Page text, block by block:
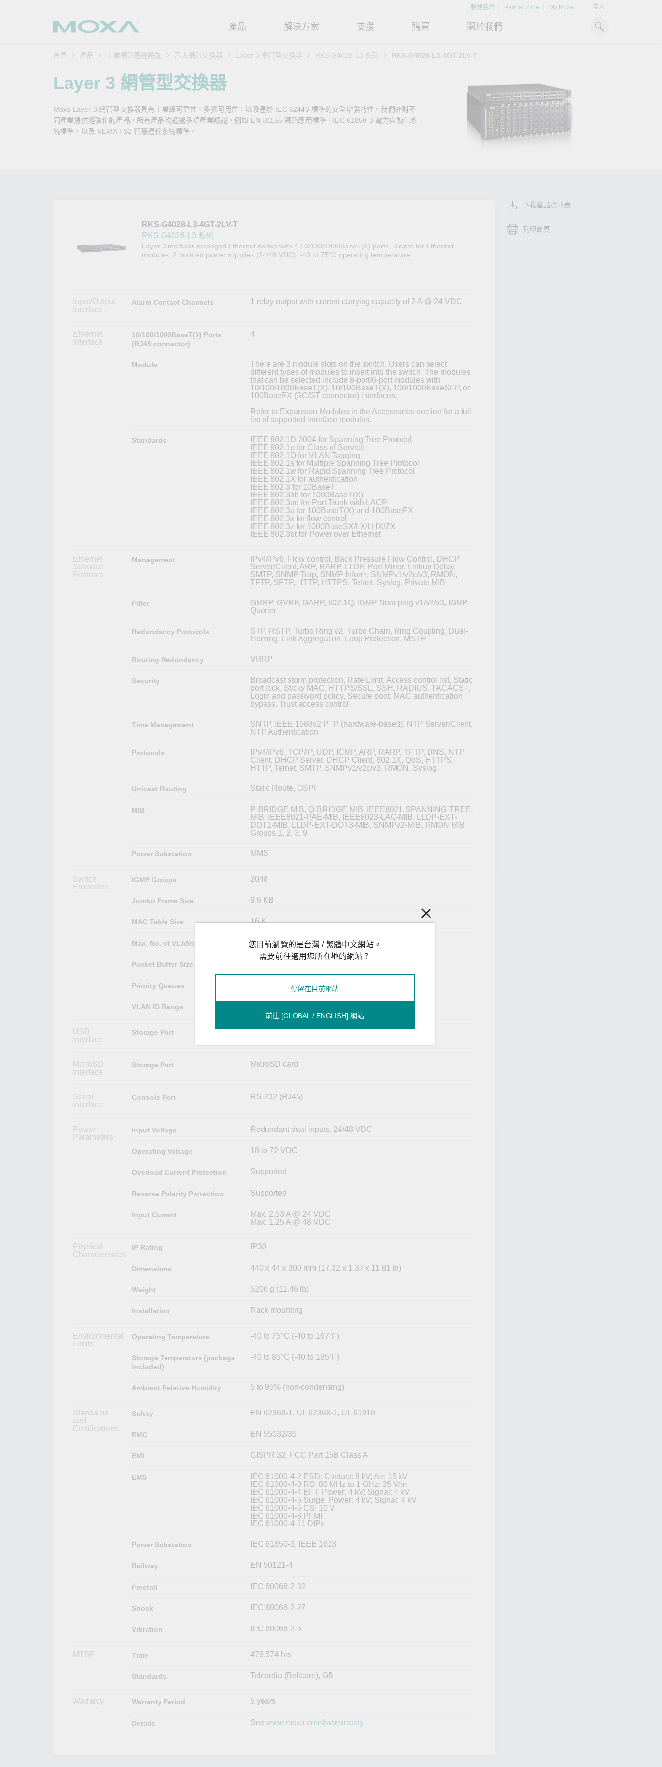
聯絡我們 Partner Zone My Moxa 登入
產品
工業網路基礎設施
安全路由器
無線 AP/橋接器/用戶端
網路安全設備
串列轉接器
x86 電腦
ARM 電腦
平板電腦
解決方案
產業聚焦
軌道運輸
電力能源
時效性網路 (TSN)
強化 OT 網路安全 掌握綠能脈動
探索 BESS（電池儲能系統）
支援
產品支援
產品 FAQs
安全公告
保固政策
文件資料庫
案例研究
技術專文資料庫
購買
購買方式
關於我們
關於我們
緣起與創新
客戶經驗與成功
新聞與活動
創造永續價值 Moxa 人才小聯盟系統
如同美國職棒聯盟的人才育
首頁 產品 工業網路基礎設施 乙太網路交換器 Layer 3 網管型交換器 RKS-G4028-L3 系列 RKS-G4028-L3-4GT-2LV-T
Layer 3 網管型交換器
Moxa Layer 3 網管型交換器具有工業級可靠性、多播可用性，以及基於 IEC 62443 標準的安全增強特性。我們針對不
同產業提供經強化的產品，所有產品均通過多項產業認證，例如 EN 50155 鐵路應用標準、IEC 61850-3 電力自動化系
統標準，以及 NEMA TS2 智慧運輸系統標準。
RKS-G4028-L3-4GT-2LV-T
RKS-G4028-L3 系列
Layer 3 modular managed Ethernet switch with 4 10/100/1000BaseT(X) ports, 3 slots for Ethernet
modules, 2 isolated power supplies (24/48 VDC), -40 to 75°C operating temperature
Input/Output
Interface
Alarm Contact Channels 1 relay output with current carrying capacity of 2 A @ 24 VDC
Ethernet
Interface
10/100/1000BaseT(X) Ports
(RJ45 connector)
4
Module
There are 3 module slots on the switch. Users can select
different types of modules to insert into the switch. The modules
that can be selected include 8-port/6-port modules with
10/100/1000BaseT(X), 10/100BaseT(X), 100/1000BaseSFP, or
100BaseFX (SC/ST connector) interfaces.
Refer to Expansion Modules in the Accessories section for a full
list of supported interface modules.
Standards
IEEE 802.1D-2004 for Spanning Tree Protocol
IEEE 802.1p for Class of Service
IEEE 802.1Q for VLAN Tagging
IEEE 802.1s for Multiple Spanning Tree Protocol
IEEE 802.1w for Rapid Spanning Tree Protocol
IEEE 802.1X for authentication
IEEE 802.3 for 10BaseT
IEEE 802.3ab for 1000BaseT(X)
IEEE 802.3ad for Port Trunk with LACP
IEEE 802.3u for 100BaseT(X) and 100BaseFX
IEEE 802.3x for flow control
IEEE 802.3z for 1000BaseSX/LX/LHX/ZX
IEEE 802.3bt for Power over Ethernet
Ethernet
Software
Features
Management
IPv4/IPv6, Flow control, Back Pressure Flow Control, DHCP
Server/Client, ARP, RARP, LLDP, Port Mirror, Linkup Delay,
SMTP, SNMP Trap, SNMP Inform, SNMPv1/v2c/v3, RMON,
TFTP, SFTP, HTTP, HTTPS, Telnet, Syslog, Private MIB
Filter
GMRP, GVRP, GARP, 802.1Q, IGMP Snooping v1/v2/v3, IGMP
Querier
Redundancy Protocols
STP, RSTP, Turbo Ring v2, Turbo Chain, Ring Coupling, Dual-
Homing, Link Aggregation, Loop Protection, MSTP
Routing Redundancy VRRP
Security
Broadcast storm protection, Rate Limit, Access control list, Static
port lock, Sticky MAC, HTTPS/SSL, SSH, RADIUS, TACACS+,
Login and password policy, Secure boot, MAC authentication
bypass, Trust access control
Time Management
SNTP, IEEE 1588v2 PTP (hardware-based), NTP Server/Client,
NTP Authentication
Protocols
IPv4/IPv6, TCP/IP, UDP, ICMP, ARP, RARP, TFTP, DNS, NTP
Client, DHCP Server, DHCP Client, 802.1X, QoS, HTTPS,
HTTP, Telnet, SMTP, SNMPv1/v2c/v3, RMON, Syslog
Unicast Routing Static Route, OSPF
MIB
P-BRIDGE MIB, Q-BRIDGE MIB, IEEE8021-SPANNING-TREE-
MIB, IEEE8021-PAE-MIB, IEEE8023-LAG-MIB, LLDP-EXT-
DOT1-MIB, LLDP-EXT-DOT3-MIB, SNMPv2-MIB, RMON MIB
Groups 1, 2, 3, 9
Power Substation MMS
Switch
Properties
IGMP Groups 2048
Jumbo Frame Size 9.6 KB
MAC Table Size 16 K
Max. No. of VLANs 256
Packet Buffer Size
Priority Queues
VLAN ID Range
USB
Interface
Storage Port USB Type A
MicroSD
Interface
Storage Port MicroSD card
Serial
Interface
Console Port RS-232 (RJ45)
Power
Parameters
Input Voltage Redundant dual inputs, 24/48 VDC
Operating Voltage 18 to 72 VDC
Overload Current Protection Supported
Reverse Polarity Protection Supported
Input Current
Max. 2.53 A @ 24 VDC
Max. 1.25 A @ 48 VDC
Physical
Characteristics
IP Rating IP30
Dimensions 440 x 44 x 300 mm (17.32 x 1.37 x 11.81 in)
Weight 5200 g (11.46 lb)
Installation Rack mounting
Environmental
Limits
Operating Temperature -40 to 75°C (-40 to 167°F)
Storage Temperature (package
included)
-40 to 85°C (-40 to 185°F)
Ambient Relative Humidity 5 to 95% (non-condensing)
Standards
and
Certifications
Safety EN 62368-1, UL 62368-1, UL 61010
EMC EN 55032/35
EMI CISPR 32, FCC Part 15B Class A
EMS
IEC 61000-4-2 ESD: Contact: 8 kV; Air: 15 kV
IEC 61000-4-3 RS: 80 MHz to 1 GHz: 35 V/m
IEC 61000-4-4 EFT: Power: 4 kV; Signal: 4 kV
IEC 61000-4-5 Surge: Power: 4 kV; Signal: 4 kV
IEC 61000-4-6 CS: 10 V
IEC 61000-4-8 PFMF
IEC 61000-4-11 DIPs
Power Substation IEC 61850-3, IEEE 1613
Railway EN 50121-4
Freefall IEC 60068-2-32
Shock IEC 60068-2-27
Vibration IEC 60068-2-6
MTBF Time 479,574 hrs
Standards Telcordia (Bellcore), GB
Warranty Warranty Period 5 years
Details See www.moxa.com/tw/warranty
下載產品資料表
列印此頁
您目前瀏覽的是台灣 / 繁體中文網站。
需要前往適用您所在地的網站？
停留在目前網站
前往 [GLOBAL / ENGLISH] 網站